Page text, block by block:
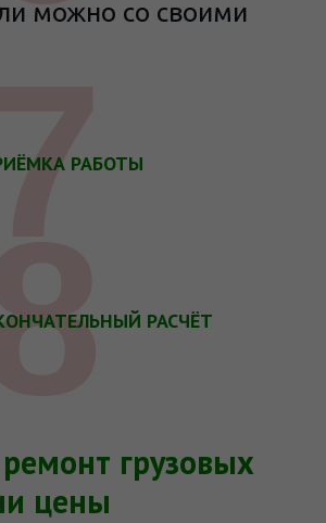
можно со своими
РАБОТЫ
РАСЧЁТ
грузовых
цены